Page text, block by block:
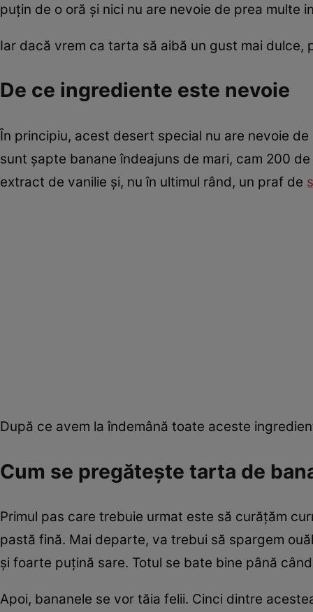
puțin de o oră și nici nu are nevoie de prea multe
Iar dacă vrem ca tarta să aibă un gust mai dulce,
De ce ingrediente este nevoie
În principiu, acest desert special nu are nevoie
sunt șapte banane îndeajuns de mari, cam 200
extract de vanilie și, nu în ultimul rând, un praf de
După ce avem la îndemână toate aceste
Cum se pregătește tarta de
Primul pas care trebuie urmat este să curățăm
pastă fină. Mai departe, va trebui să spargem
și foarte puțină sare. Totul se bate bine până
Apoi, bananele se vor tăia felii. Cinci dintre